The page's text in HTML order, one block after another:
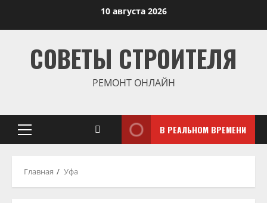
10 августа 2026
СОВЕТЫ СТРОИТЕЛЯ
РЕМОНТ ОНЛАЙН
Основное
В РЕАЛЬНОМ ВРЕМЕНИ
Главная Уфа